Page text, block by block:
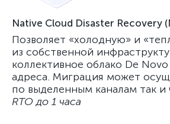
Native Cloud Disaster Recovery
Позволяет «холодную» и
из собственной
коллективное облако De
адреса. Миграция может
по выделенным каналам так и
RTO до 1 часа